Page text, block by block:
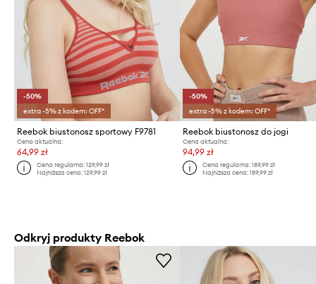
-50%
extra -5% z kodem: OFF*
Reebok biustonosz sportowy F9781
Cena aktualna:
64,99 zł
Cena regularna:129,99 zł
Najniższa cena:129,99 zł
-50%
extra -5% z kodem: OFF*
Reebok biustonosz do jogi
Cena aktualna:
94,99 zł
Cena regularna: 189,99 zł
Najniższa cena: 189,99 zł
Odkryj produkty Reebok